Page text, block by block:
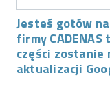
Jesteś gotów
firmy
części zostanie
aktualizacji